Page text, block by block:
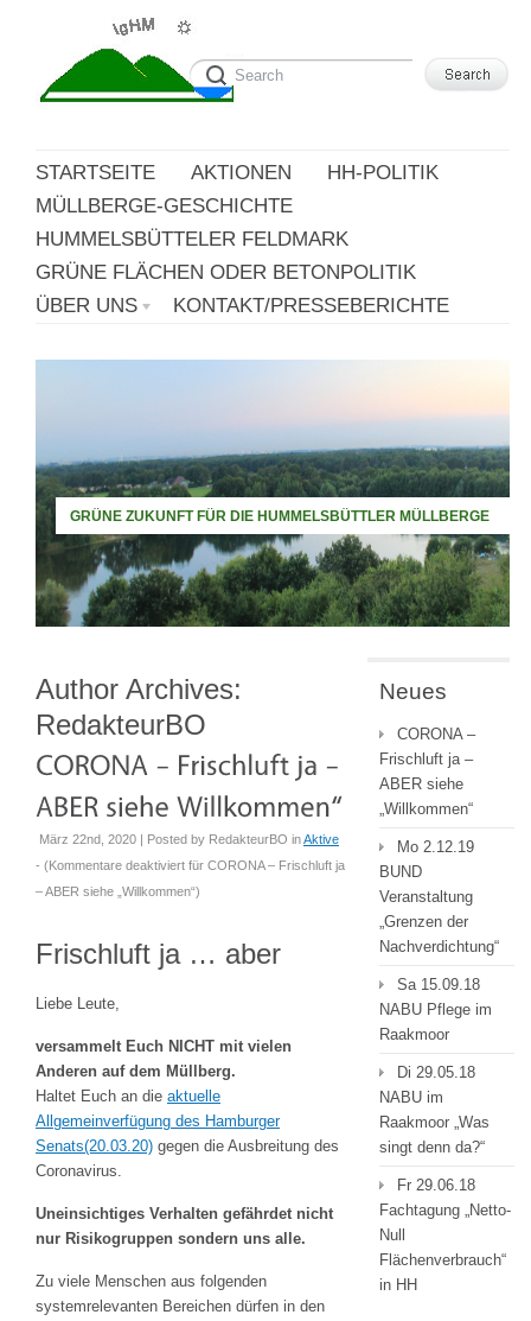
STARTSEITE AKTIONEN
HH-POLITIK
MÜLLBERGE-GESCHICHTE
HUMMELSBÜTTELER FELDMARK
GRÜNE FLÄCHEN ODER BETONPOLITIK
ÜBER UNS
KONTAKT/PRESSEBERICHTE
GRÜNE ZUKUNFT FÜR DIE HUMMELSBÜTTLER MÜLLBERGE
Author Archives:
RedakteurBO
März 22nd, 2020 | Posted by RedakteurBO inAktive
- (Kommentare deaktiviert für CORONA – Frischluft ja
– ABER siehe „Willkommen“)
Frischluft ja … aber
Liebe Leute,
versammelt Euch NICHT mit vielen
Anderen auf dem Müllberg.
Haltet Euch an die aktuelle
Allgemeinverfügung des Hamburger
Senats(20.03.20) gegen die Ausbreitung des
Coronavirus.
Uneinsichtiges Verhalten gefährdet nicht
nur Risikogruppen sondern uns alle.
Zu viele Menschen aus folgenden
systemrelevanten Bereichen dürfen in den
Neues
CORONA –
Frischluft ja –
ABER siehe
„Willkommen“
Mo 2.12.19
BUND
Veranstaltung
„Grenzen der
Nachverdichtung“
Sa 15.09.18
NABU Pflege im
Raakmoor
Di 29.05.18
NABU im
Raakmoor „Was
singt denn da?“
Fr 29.06.18
Fachtagung „Netto-
Null
Flächenverbrauch“
in HH